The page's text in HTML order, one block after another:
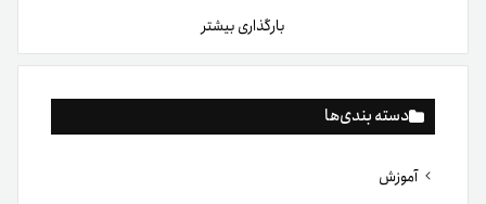
دسته بندی‌ها
آموزش
بارگذاری بیشتر